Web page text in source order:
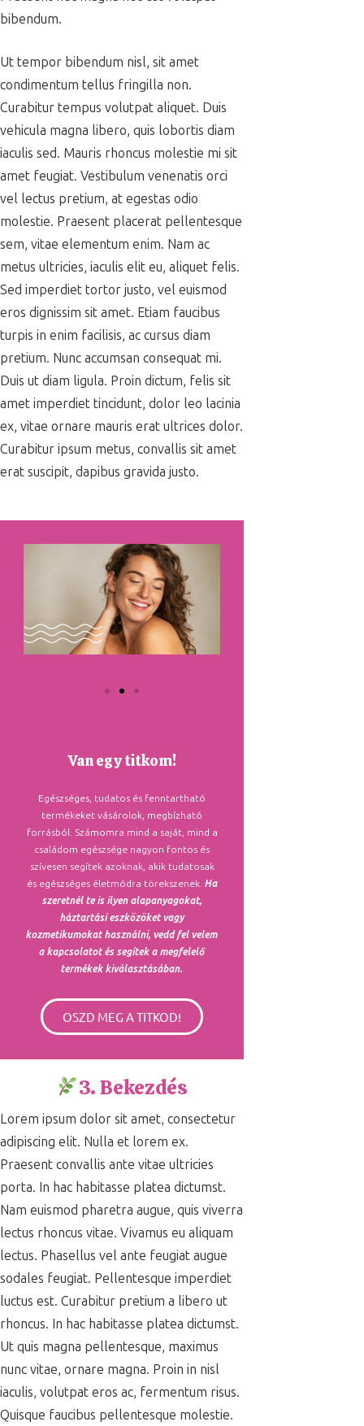
bibendum.
Ut tempor bibendum nisl, sit amet
condimentum tellus fringilla non.
Curabitur tempus volutpat aliquet. Duis
vehicula magna libero, quis lobortis diam
iaculis sed. Mauris rhoncus molestie mi sit
amet feugiat. Vestibulum venenatis orci
vel lectus pretium, at egestas odio
molestie. Praesent placerat pellentesque
sem, vitae elementum enim. Nam ac
metus ultricies, iaculis elit eu, aliquet felis.
Sed imperdiet tortor justo, vel euismod
eros dignissim sit amet. Etiam faucibus
turpis in enim facilisis, ac cursus diam
pretium. Nunc accumsan consequat mi.
Duis ut diam ligula. Proin dictum, felis sit
amet imperdiet tincidunt, dolor leo lacinia
ex, vitae ornare mauris erat ultrices dolor.
Curabitur ipsum metus, convallis sit amet
erat suscipit, dapibus gravida justo.
Van egy titkom!
Egészséges, tudatos és fenntartható
termékeket vásárolok, megbízható
forrásból. Számomra mind a saját, mind a
családom egészsége nagyon fontos és
szívesen segítek azoknak, akik tudatosak
és egészséges életmódra törekszenek. Ha
szeretnél te is ilyen alapanyagokat,
háztartási eszközöket vagy
kozmetikumokat használni, vedd fel velem
a kapcsolatot és segítek a megfelelő
termékek kiválasztásában.
OSZD MEG A TITKOD!
3. Bekezdés
Lorem ipsum dolor sit amet, consectetur
adipiscing elit. Nulla et lorem ex.
Praesent convallis ante vitae ultricies
porta. In hac habitasse platea dictumst.
Nam euismod pharetra augue, quis viverra
lectus rhoncus vitae. Vivamus eu aliquam
lectus. Phasellus vel ante feugiat augue
sodales feugiat. Pellentesque imperdiet
luctus est. Curabitur pretium a libero ut
rhoncus. In hac habitasse platea dictumst.
Ut quis magna pellentesque, maximus
nunc vitae, ornare magna. Proin in nisl
iaculis, volutpat eros ac, fermentum risus.
Quisque faucibus pellentesque molestie.